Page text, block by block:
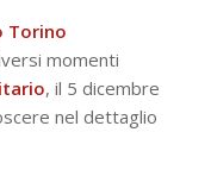
Torino
momenti
, il 5 dicembre
nel dettaglio